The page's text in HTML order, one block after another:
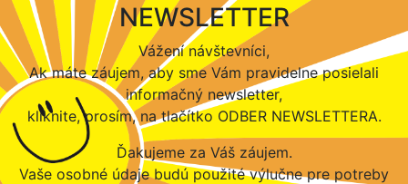
NEWSLETTER
Vážení návštevníci,
Ak máte záujem, aby sme Vám pravidelne posielali
informačný newsletter,
kliknite, prosím, na tlačítko ODBER NEWSLETTERA.
Ďakujeme za Váš záujem.
Vaše osobné údaje budú použité výlučne pre potreby